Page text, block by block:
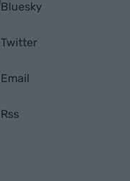
Bluesky
Twitter
Email
Rss